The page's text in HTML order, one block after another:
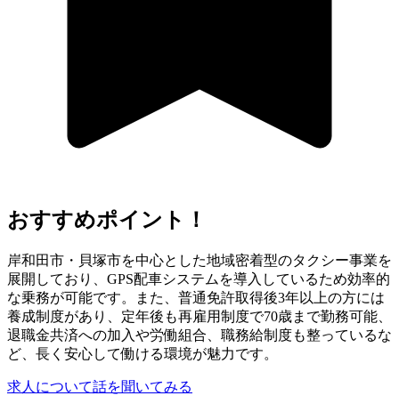
おすすめポイント！
岸和田市・貝塚市を中心とした地域密着型のタクシー事業を
展開しており、GPS配車システムを導入しているため効率的
な乗務が可能です。また、普通免許取得後3年以上の方には
養成制度があり、定年後も再雇用制度で70歳まで勤務可能、
退職金共済への加入や労働組合、職務給制度も整っているな
ど、長く安心して働ける環境が魅力です。
求人について話を聞いてみる